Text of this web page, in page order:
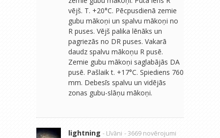
vējš. T. +20°C. Pēcpusdienā zemie
gubu mākoņi un spalvu mākoņi no
R puses. Vējš palika lēnāks un
pagriezās no DR puses. Vakarā
daudz spalvu mākoņu R pusē.
Zemie gubu mākoņi saglabājās DA
pusē. Pašlaik t. +17°C. Spiediens 760
mm. Debesīs spalvu un vidējās
zonas gubu-slāņu mākoņi.
lightning - Līvāni - 3669 novērojumi